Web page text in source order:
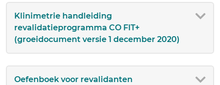
Klinimetrie handleiding
revalidatieprogramma CO FIT+
(groeidocument versie 1 december 2020)
Oefenboek voor revalidanten